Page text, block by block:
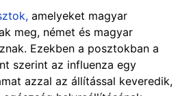
amelyeket magyar
meg, német és magyar
Ezekben a posztokban a
szerint az influenza egy
azzal az állítással keveredik,